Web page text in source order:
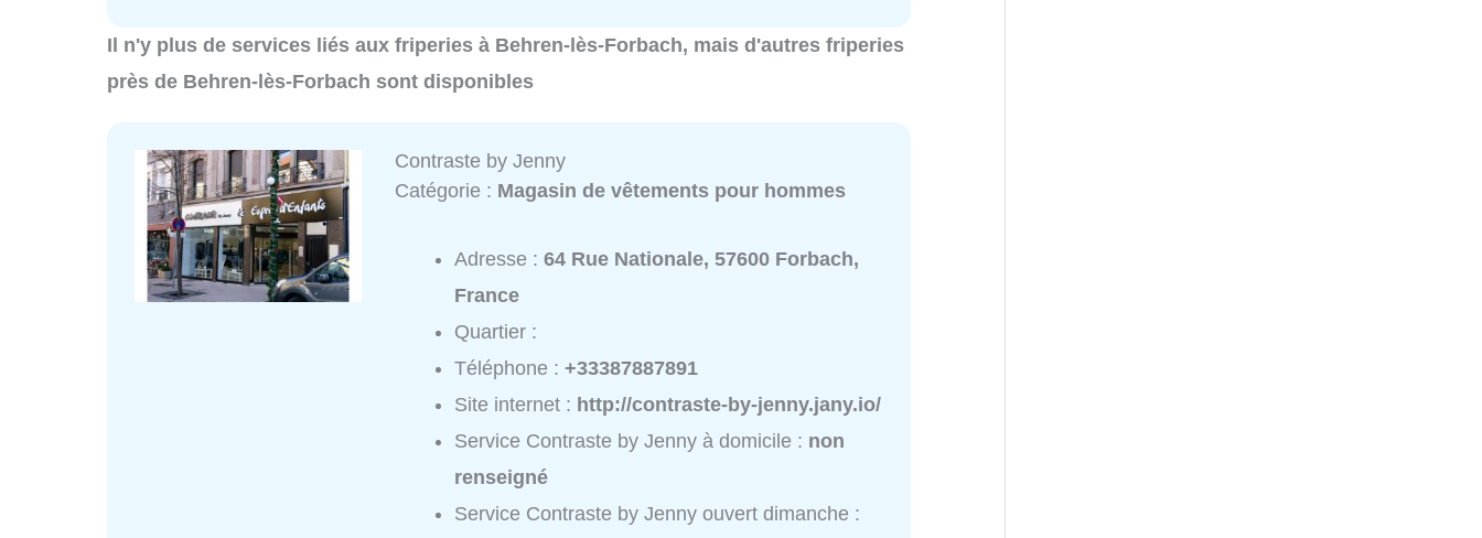
Il n'y plus de services liés aux friperies à Behren-lès-Forbach, mais d'autres friperies
près de Behren-lès-Forbach sont disponibles
Contraste by Jenny
Catégorie : Magasin de vêtements pour hommes
Adresse :64 Rue Nationale, 57600 Forbach,
France
Quartier :
Téléphone :+33387887891
Site internet : http://contraste-by-jenny.jany.io/
Service Contraste by Jenny à domicile : non
renseigné
Service Contraste by Jenny ouvert dimanche :